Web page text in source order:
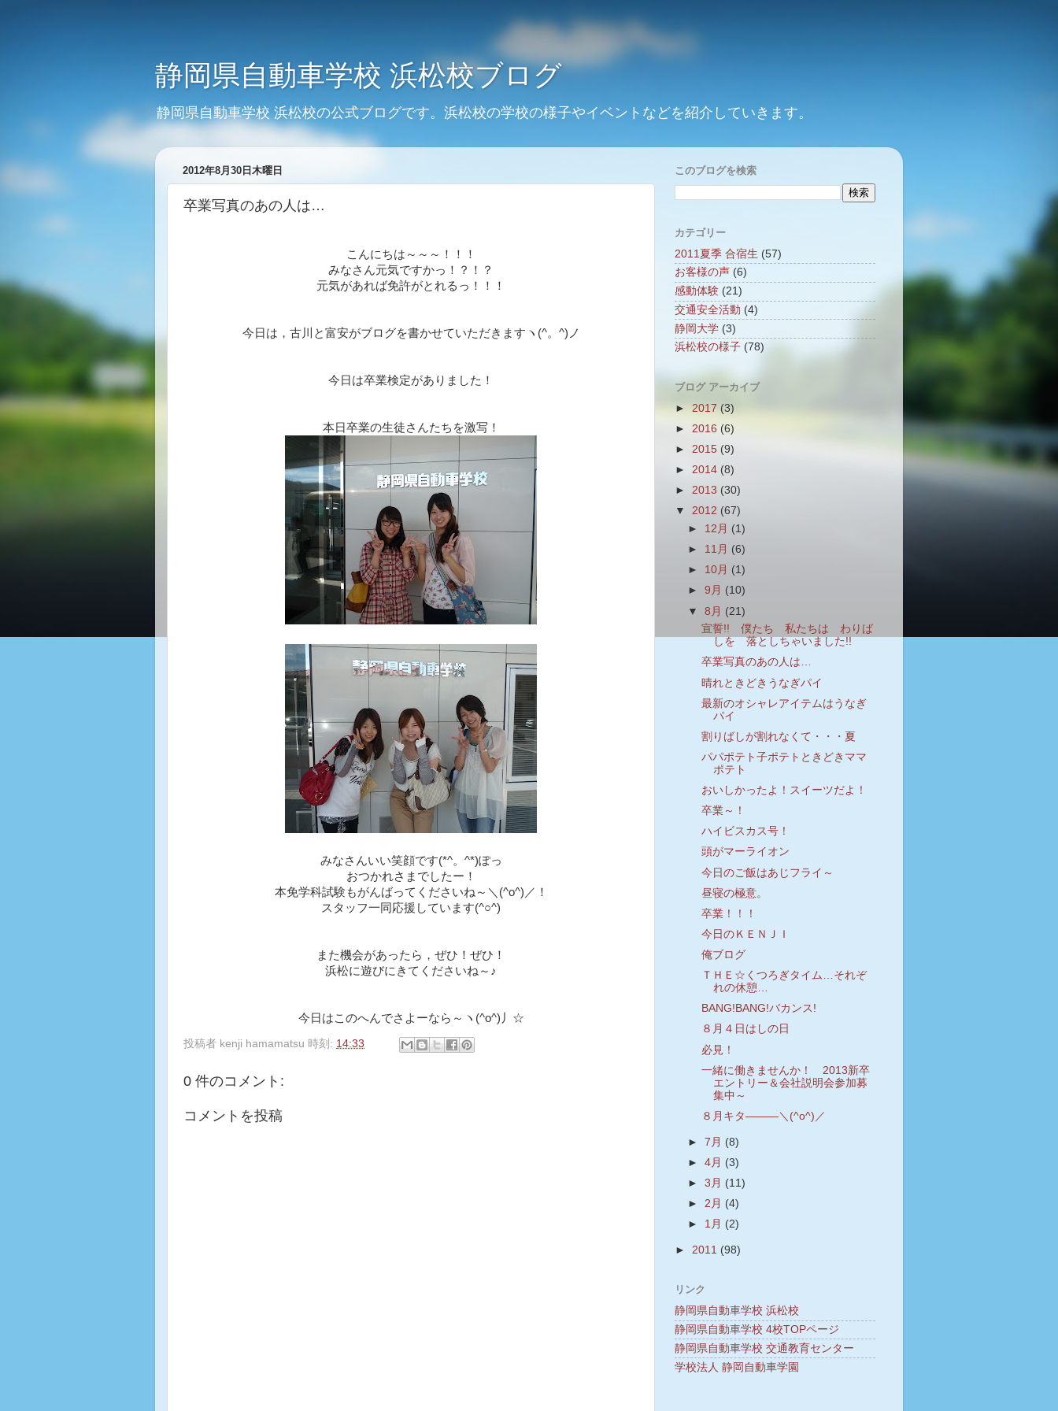
静岡県自動車学校 浜松校ブログ
静岡県自動車学校 浜松校の公式ブログです。浜松校の学校の様子やイベントなどを紹介していきます。
2012年8月30日木曜日
卒業写真のあの人は…
こんにちは～～～！！！
みなさん元気ですかっ！？！？
元気があれば免許がとれるっ！！！
今日は，古川と富安がブログを書かせていただきますヽ(^。^)ノ
今日は卒業検定がありました！
本日卒業の生徒さんたちを激写！
みなさんいい笑顔です(*^。^*)ぽっ
おつかれさまでしたー！
本免学科試験もがんばってくださいね～＼(^o^)／！
スタッフ一同応援しています(^○^)
また機会があったら，ぜひ！ぜひ！
浜松に遊びにきてくださいね～♪
今日はこのへんでさよーなら～ヽ(^o^)丿☆
投稿者 kenji hamamatsu 時刻: 14:33
0 件のコメント:
コメントを投稿
このブログを検索
カテゴリー
2011夏季 合宿生 (57)
お客様の声 (6)
感動体験 (21)
交通安全活動 (4)
静岡大学 (3)
浜松校の様子 (78)
ブログ アーカイブ
► 2017 (3)
► 2016 (6)
► 2015 (9)
► 2014 (8)
► 2013 (30)
▼ 2012 (67)
► 12月 (1)
► 11月 (6)
► 10月 (1)
►9月 (10)
▼8月 (21)
宣誓!! 僕たち 私たちは わりば
しを 落としちゃいました!!
卒業写真のあの人は…
晴れときどきうなぎパイ
最新のオシャレアイテムはうなぎ
パイ
割りばしが割れなくて・・・夏
パパポテト子ポテトときどきママ
ポテト
おいしかったよ！スイーツだよ！
卒業～！
ハイビスカス号！
頭がマーライオン
今日のご飯はあじフライ～
昼寝の極意。
卒業！！！
今日のＫＥＮＪＩ
俺ブログ
ＴＨＥ☆くつろぎタイム…それぞ
れの休憩…
BANG!BANG!バカンス!
８月４日はしの日
必見！
一緒に働きませんか！ 2013新卒
エントリー＆会社説明会参加募
集中～
８月キタ―――＼(^o^)／
►7月 (8)
►4月 (3)
►3月 (11)
►2月 (4)
► 1月 (2)
► 2011 (98)
リンク
静岡県自動車学校 浜松校
静岡県自動車学校 4校TOPページ
静岡県自動車学校 交通教育センター
学校法人 静岡自動車学園